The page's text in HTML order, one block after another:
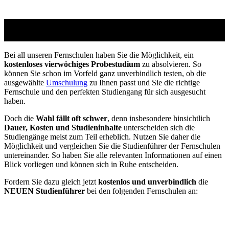
Bei all unseren Fernschulen haben Sie die Möglichkeit, ein
kostenloses vierwöchiges Probestudium zu absolvieren. So
können Sie schon im Vorfeld ganz unverbindlich testen, ob die
ausgewählte Umschulung zu Ihnen passt und Sie die richtige
Fernschule und den perfekten Studiengang für sich ausgesucht
haben.
Doch die Wahl fällt oft schwer, denn insbesondere hinsichtlich
Dauer, Kosten und Studieninhalte unterscheiden sich die
Studiengänge meist zum Teil erheblich. Nutzen Sie daher die
Möglichkeit und vergleichen Sie die Studienführer der Fernschulen
untereinander. So haben Sie alle relevanten Informationen auf einen
Blick vorliegen und können sich in Ruhe entscheiden.
Fordern Sie dazu gleich jetzt kostenlos und unverbindlich die
NEUEN Studienführer bei den folgenden Fernschulen an: